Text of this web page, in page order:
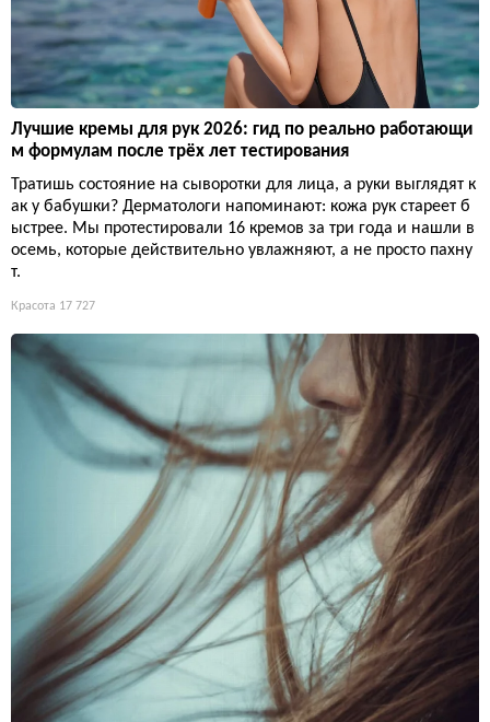
Лучшие кремы для рук 2026: гид по реально работающи
м формулам после трёх лет тестирования
Тратишь состояние на сыворотки для лица, а руки выглядят к
ак у бабушки? Дерматологи напоминают: кожа рук стареет б
ыстрее. Мы протестировали 16 кремов за три года и нашли в
осемь, которые действительно увлажняют, а не просто пахну
т.
Красота 17 727